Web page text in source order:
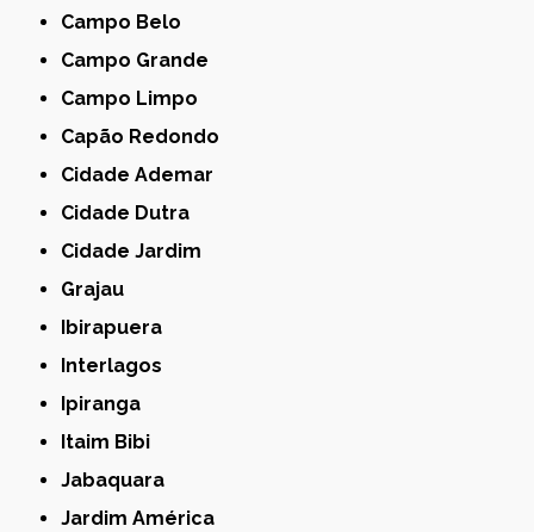
Campo Belo
Campo Grande
Campo Limpo
Capão Redondo
Cidade Ademar
Cidade Dutra
Cidade Jardim
Grajau
Ibirapuera
Interlagos
Ipiranga
Itaim Bibi
Jabaquara
Jardim América